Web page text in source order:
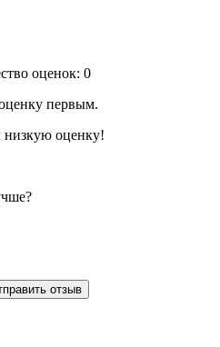
оценок: 0
первым.
низкую оценку!
отзыв